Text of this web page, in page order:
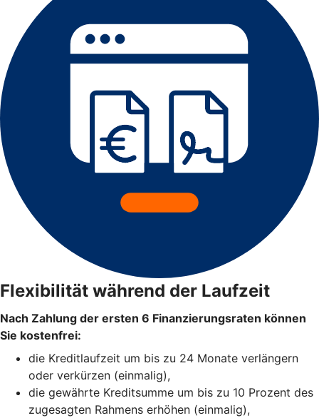
Flexibilität während der Laufzeit
Nach Zahlung der ersten 6 Finanzierungsraten können
Sie kostenfrei:
die Kreditlaufzeit um bis zu 24 Monate verlängern
oder verkürzen (einmalig),
die gewährte Kreditsumme um bis zu 10 Prozent des
zugesagten Rahmens erhöhen (einmalig),